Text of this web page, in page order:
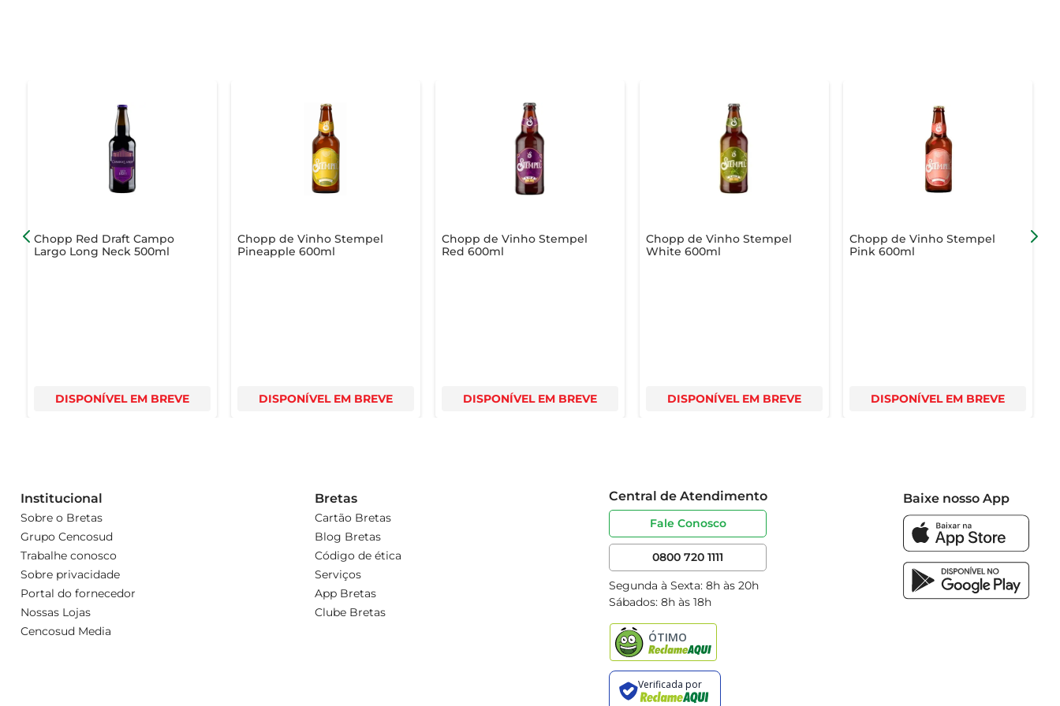
Chopp Red Draft Campo
Largo Long Neck 500ml
DISPONÍVEL EM BREVE
Chopp de Vinho Stempel
Pineapple 600ml
DISPONÍVEL EM BREVE
Chopp de Vinho Stempel
Red 600ml
DISPONÍVEL EM BREVE
Chopp de Vinho Stempel
White 600ml
DISPONÍVEL EM BREVE
Chopp de Vinho Stempel
Pink 600ml
DISPONÍVEL EM BREVE
Institucional
Sobre o Bretas
Grupo Cencosud
Trabalhe conosco
Sobre privacidade
Portal do fornecedor
Nossas Lojas
Cencosud Media
Bretas
Cartão Bretas
Blog Bretas
Código de ética
Serviços
App Bretas
Clube Bretas
Central de Atendimento
Fale Conosco
0800 720 1111
Segunda à Sexta: 8h às 20h
Sábados: 8h às 18h
Baixe nosso App